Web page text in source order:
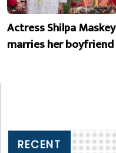
Actress Shilpa Maskey
marries her boyfriend
RECENT